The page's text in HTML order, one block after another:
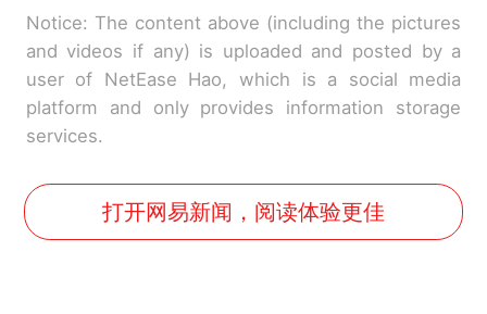
Notice: The content above (including the pictures
and videos if any) is uploaded and posted by a
user of NetEase Hao, which is a social media
platform and only provides information storage
services.
打开网易新闻，阅读体验更佳